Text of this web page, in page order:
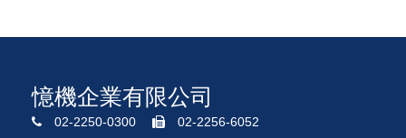
憶機企業有限公司
02-2250-0300 02-2256-6052